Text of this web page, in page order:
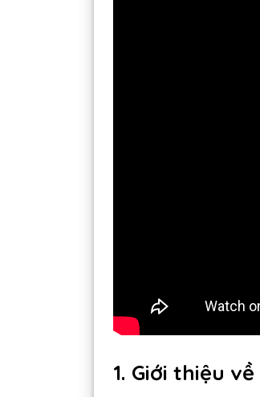
1. Giới thiệu về